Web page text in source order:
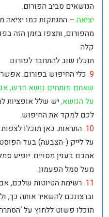
הנושאים סביב הפורום.
יציאה – התנתקות כמו
מהפורום, ותצפו בזמן הזה
קלה
תוכלו שוב להתחבר לפורום.
9. כלי החיפוש בפורום.
שאתם פותחים נושא חדש,
על הנושא,יש שלל אופציות
לכם למקד את החיפוש.
10. התראות. כאן תוכלו
על לייק (-הצבעה) בעד
אתכם בענין מסויים. יופיע
מעל סמל הפעמון.
11. רשימת הטיוטות שלכם,
וברצונכם להשאיר אותה כך,
תוכלו פשוט ללחוץ על